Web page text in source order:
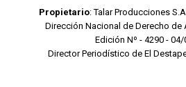
Propietario: Talar Producciones
Dirección Nacional de Derecho de
Edición Nº - 4290 -
Director Periodístico de El